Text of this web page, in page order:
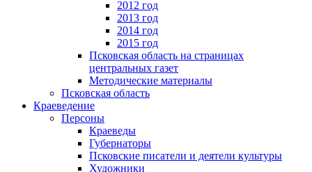
2012 год
2013 год
2014 год
2015 год
Псковская область на страницах
центральных газет
Методические материалы
Псковская область
Краеведение
Персоны
Краеведы
Губернаторы
Псковские писатели и деятели культуры
Художники